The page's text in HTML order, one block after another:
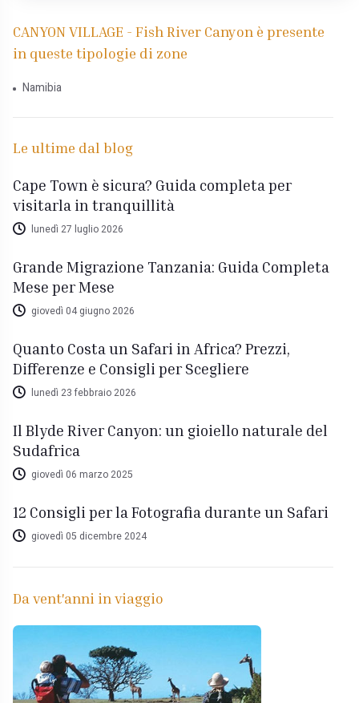
CANYON VILLAGE - Fish River Canyon è presente
in queste tipologie di zone
Namibia
Le ultime dal blog
Cape Town è sicura? Guida completa per
visitarla in tranquillità
lunedì 27 luglio 2026
Grande Migrazione Tanzania: Guida Completa
Mese per Mese
giovedì 04 giugno 2026
Quanto Costa un Safari in Africa? Prezzi,
Differenze e Consigli per Scegliere
lunedì 23 febbraio 2026
Il Blyde River Canyon: un gioiello naturale del
Sudafrica
giovedì 06 marzo 2025
12 Consigli per la Fotografia durante un Safari
giovedì 05 dicembre 2024
Da vent'anni in viaggio